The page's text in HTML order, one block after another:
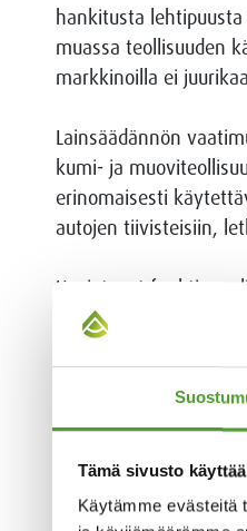
Tämä sivusto
Käytämme evästeitä
hankitusta
muassa teollisuuden
markkinoilla ei
Lainsäädännön
kumi- ja
erinomaisesti
autojen tiivisteisiin,
Uusiutuvat
käytetty RFF-
“Palvellaksemme
yhteistyötämme